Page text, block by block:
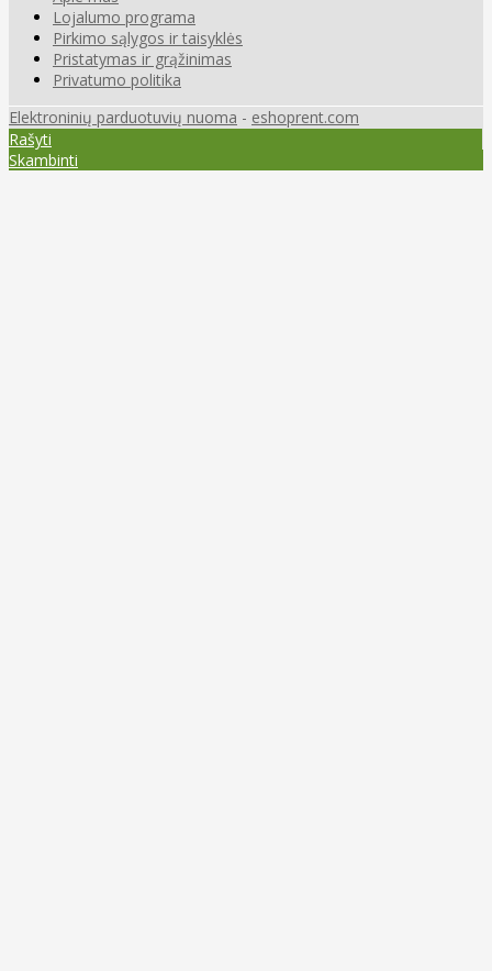
Lojalumo programa
Pirkimo sąlygos ir taisyklės
Pristatymas ir grąžinimas
Privatumo politika
Elektroninių parduotuvių nuoma - eshoprent.com
Rašyti
Skambinti